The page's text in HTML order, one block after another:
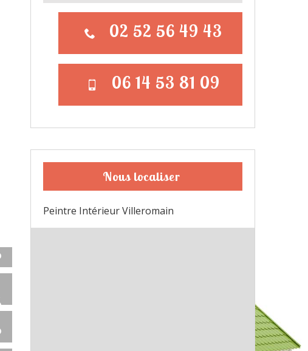
02 52 56 49 43
06 14 53 81 09
Nous localiser
Peintre Intérieur Villeromain